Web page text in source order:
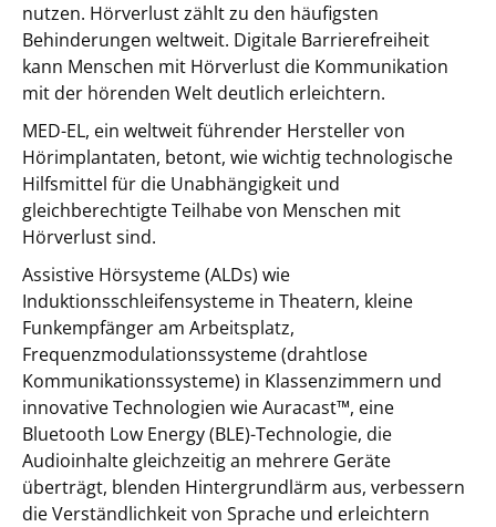
nutzen. Hörverlust zählt zu den häufigsten
Behinderungen weltweit. Digitale Barrierefreiheit
kann Menschen mit Hörverlust die Kommunikation
mit der hörenden Welt deutlich erleichtern.
MED-EL, ein weltweit führender Hersteller von
Hörimplantaten, betont, wie wichtig technologische
Hilfsmittel für die Unabhängigkeit und
gleichberechtigte Teilhabe von Menschen mit
Hörverlust sind.
Assistive Hörsysteme (ALDs) wie
Induktionsschleifensysteme in Theatern, kleine
Funkempfänger am Arbeitsplatz,
Frequenzmodulationssysteme (drahtlose
Kommunikationssysteme) in Klassenzimmern und
innovative Technologien wie Auracast™, eine
Bluetooth Low Energy (BLE)-Technologie, die
Audioinhalte gleichzeitig an mehrere Geräte
überträgt, blenden Hintergrundlärm aus, verbessern
die Verständlichkeit von Sprache und erleichtern